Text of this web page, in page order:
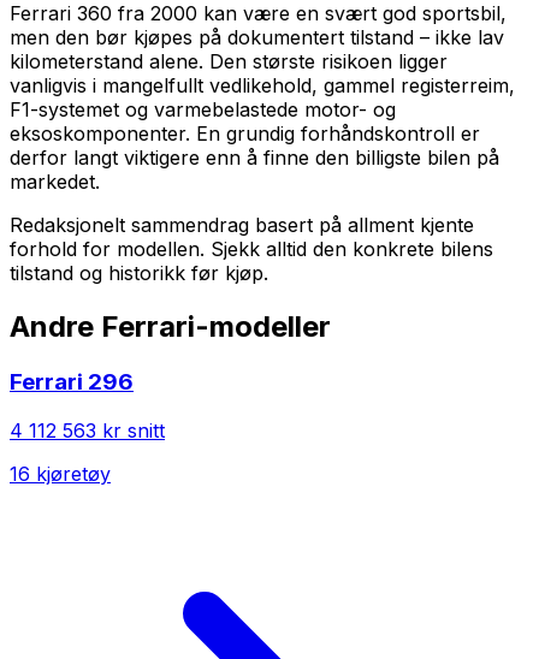
Ferrari 360 fra 2000 kan være en svært god sportsbil,
men den bør kjøpes på dokumentert tilstand – ikke lav
kilometerstand alene. Den største risikoen ligger
vanligvis i mangelfullt vedlikehold, gammel registerreim,
F1-systemet og varmebelastede motor- og
eksoskomponenter. En grundig forhåndskontroll er
derfor langt viktigere enn å finne den billigste bilen på
markedet.
Redaksjonelt sammendrag basert på allment kjente
forhold for modellen. Sjekk alltid den konkrete bilens
tilstand og historikk før kjøp.
Andre Ferrari-modeller
Ferrari 296
4 112 563 kr snitt
16 kjøretøy